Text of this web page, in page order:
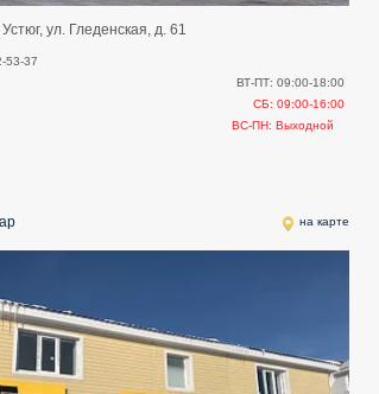
ул. Гледенская, д. 61
53-37
ВТ-ПТ: 09:00-18:00
СБ: 09:00-16:00
ВС-ПН: Выходной
на карте